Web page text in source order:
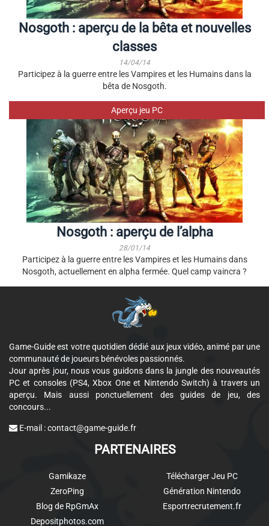
Nosgoth : aperçu de la bêta et nouvelles
classes
14/04/14
Participez à la guerre entre les Vampires et les Humains dans la
bêta de Nosgoth.
Aperçu jeu PC
Nosgoth : aperçu de l’alpha
28/01/14
Participez à la guerre entre les Vampires et les Humains dans
Nosgoth, actuellement en alpha fermée. Quel camp vaincra ?
Game-Guide est votre quotidien dédié aux jeux vidéo, animé par une
communauté de joueurs bénévoles passionnés.
Jour après jour, nous vous guidons dans la jungle des nouveautés
PC et consoles (PS4, Xbox One et Nintendo Switch) à travers un
aperçu. Mais aussi ponctuellement des guides de jeu, des
concours...
E-mail :contact@game-guide.fr
PARTENAIRES
Gamikaze
ZeroPing
Blog de RpGmAx
Depositphotos.com
Télécharger Jeu PC
Génération Nintendo
Esportrecrutement.fr